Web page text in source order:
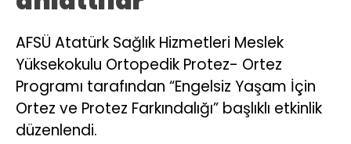
AFSÜ Atatürk Sağlık Hizmetleri Meslek
Yüksekokulu Ortopedik Protez- Ortez
Programı tarafından “Engelsiz Yaşam İçin
Ortez ve Protez Farkındalığı” başlıklı etkinlik
düzenlendi.